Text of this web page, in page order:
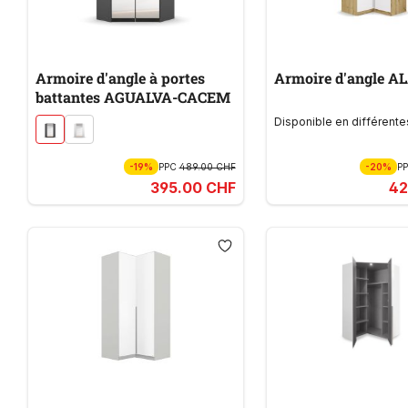
Armoire d'angle à portes
battantes AGUALVA-CACEM
-19% PPC489.00 CHF
395.00 CHF
Armoire d'angle
Disponible en
-20%